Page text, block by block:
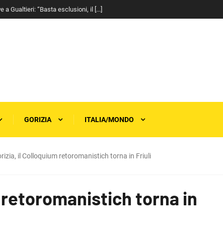
a Gualtieri: “Basta esclusioni, il [...]
GORIZIA ITALIA/MONDO
il Colloquium retoromanistich torna in Friuli
torna in